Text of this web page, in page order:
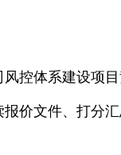
控体系建设项
价文件、打分